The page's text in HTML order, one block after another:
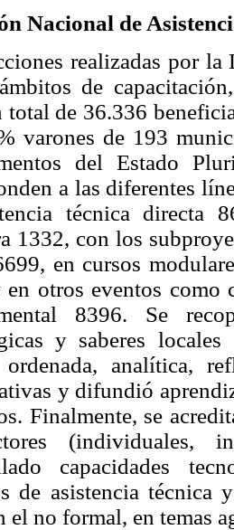
Nacional de
realizadas por
de
total de 36.336
varones de 193
del Estado
a las diferentes
técnica directa
1332, con los
en cursos
otros eventos como
8396. Se
y saberes
ordenada, analítica,
y difundió
Finalmente, se
(individuales,
capacidades
de asistencia técnica
el no formal, en temas